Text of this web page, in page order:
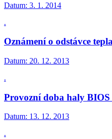
Datum: 3. 1. 2014
.
Oznámení o odstávce
Datum: 20. 12. 2013
.
Provozní doba haly BIOS
Datum: 13. 12. 2013
.